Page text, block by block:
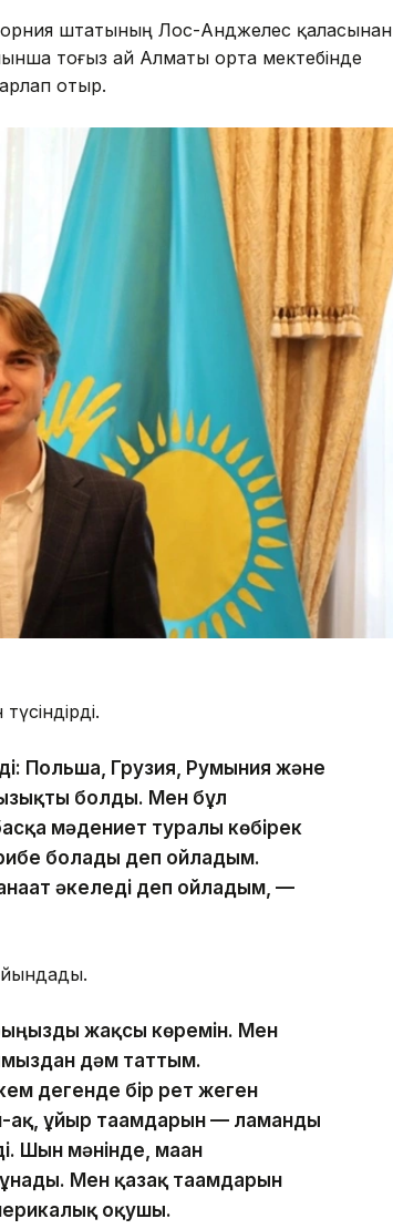
штатының Лос-Анджелес қаласынан
тоғыз ай Алматы орта мектебінде
отыр.
Польша, Грузия, Румыния және
болды. Мен бұл
мәдениет туралы көбірек
болады деп ойладым.
әкеледі деп ойладым, —
жақсы көремін. Мен
дәм таттым.
дегенде бір рет жеген
ұйғыр тағамдарын — лағманды
Шын мәнінде, маған
Мен қазақ тағамдарын
оқушы.